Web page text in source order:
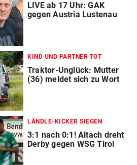
LIVE ab 17 Uhr: GAK
gegen Austria Lustenau
KIND UND PARTNER TOT
Traktor-Unglück: Mutter
(36) meldet sich zu Wort
LÄNDLE-KICKER SIEGEN
3:1 nach 0:1! Altach dreht
Derby gegen WSG Tirol